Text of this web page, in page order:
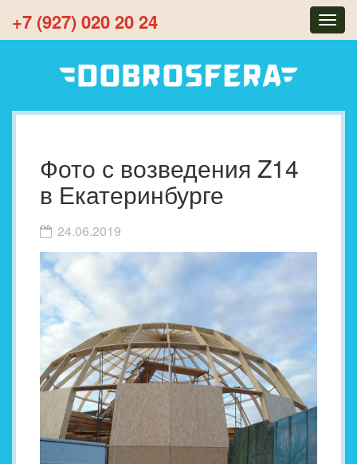
+7 (927) 020 20 24
Фото с возведения Z14
в Екатеринбурге
24.06.2019